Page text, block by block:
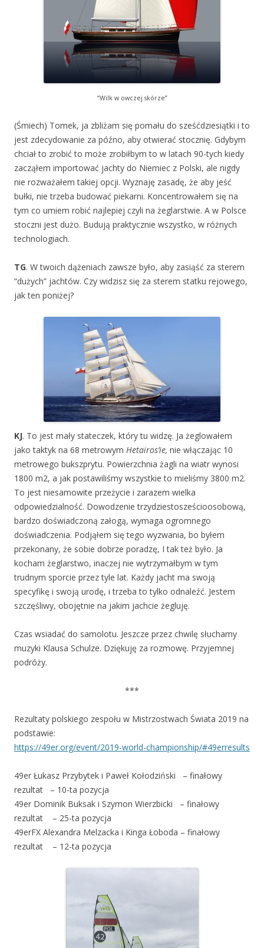
“Wilk w owczej skórze”
(Śmiech) Tomek, ja zbliżam się pomału do sześćdziesiątki i to
jest zdecydowanie za późno, aby otwierać stocznię. Gdybym
chciał to zrobić to może zrobiłbym to w latach 90-tych kiedy
zacząłem importować jachty do Niemiec z Polski, ale nigdy
nie rozważałem takiej opcji. Wyznaję zasadę, że aby jeść
bułki, nie trzeba budować piekarni. Koncentrowałem się na
tym co umiem robić najlepiej czyli na żeglarstwie. A w Polsce
stoczni jest dużo. Budują praktycznie wszystko, w różnych
technologiach.
TG. W twoich dążeniach zawsze było, aby zasiąść za sterem
“dużych” jachtów. Czy widzisz się za sterem statku rejowego,
jak ten poniżej?
KJ. To jest mały stateczek, który tu widzę. Ja żeglowałem
jako taktyk na 68 metrowym Hetairos’ie, nie włączając 10
metrowego bukszprytu. Powierzchnia żagli na wiatr wynosi
1800 m2, a jak postawiliśmy wszystkie to mieliśmy 3800 m2.
To jest niesamowite przeżycie i zarazem wielka
odpowiedzialność. Dowodzenie trzydziestosześcioosobową,
bardzo doświadczoną załogą, wymaga ogromnego
doświadczenia. Podjąłem się tego wyzwania, bo byłem
przekonany, że sobie dobrze poradzę, I tak też było. Ja
kocham żeglarstwo, inaczej nie wytrzymałbym w tym
trudnym sporcie przez tyle lat. Każdy jacht ma swoją
specyfikę i swoją urodę, i trzeba to tylko odnaleźć. Jestem
szczęśliwy, obojętnie na jakim jachcie żegluję.
Czas wsiadać do samolotu. Jeszcze przez chwilę słuchamy
muzyki Klausa Schulze. Dziękuję za rozmowę. Przyjemnej
podróży.
***
Rezultaty polskiego zespołu w Mistrzostwach Świata 2019 na
podstawie:
https://49er.org/event/2019-world-championship/#49erresults
49er Łukasz Przybytek i Paweł Kołodziński – finałowy
rezultat – 10-ta pozycja
49er Dominik Buksak i Szymon Wierzbicki – finałowy
rezultat – 25-ta pozycja
49erFX Alexandra Melzacka i Kinga Łoboda – finałowy
rezultat – 12-ta pozycja